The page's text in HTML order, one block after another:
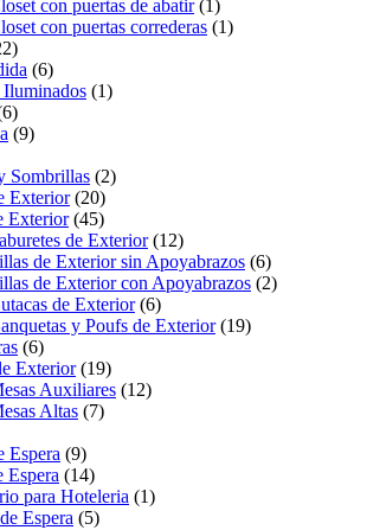
con puertas de abatir(1)
con puertas correderas (1)
(6)
(1)
(9)
Sombrillas (2)
Exterior(20)
Exterior(45)
de Exterior(12)
de Exterior sin Apoyabrazos (6)
de Exterior con Apoyabrazos (2)
de Exterior(6)
y Poufs de Exterior(19)
(6)
Exterior(19)
Auxiliares (12)
Altas (7)
Espera (9)
Espera (14)
para Hoteleria (1)
Espera (5)